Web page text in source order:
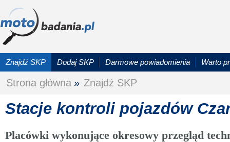
Znajdź SKP Dodaj SKP Darmowe powiadomienia Warto
Strona główna » Znajdź SKP
Stacje kontroli pojazdów
Placówki wykonujące okresowy przegląd